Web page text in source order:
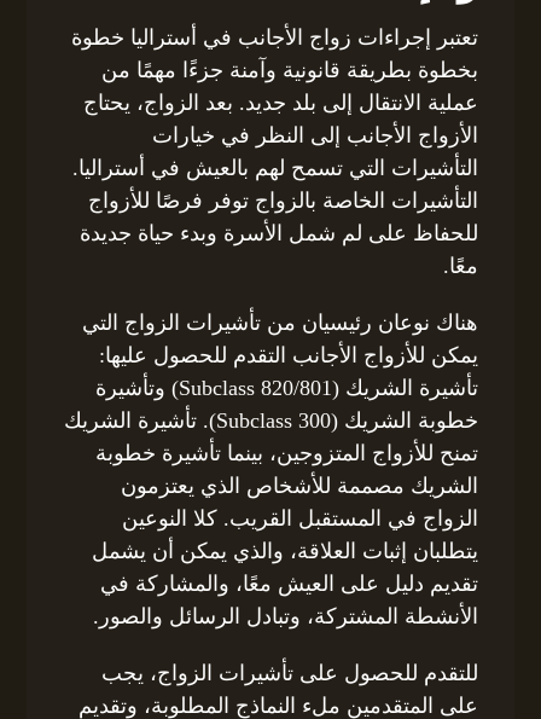
تعتبر إجراءات زواج الأجانب في أستراليا خطوة
بخطوة بطريقة قانونية وآمنة جزءًا مهمًا من
عملية الانتقال إلى بلد جديد. بعد الزواج، يحتاج
الأزواج الأجانب إلى النظر في خيارات
التأشيرات التي تسمح لهم بالعيش في أستراليا.
التأشيرات الخاصة بالزواج توفر فرصًا للأزواج
للحفاظ على لم شمل الأسرة وبدء حياة جديدة
معًا.
هناك نوعان رئيسيان من تأشيرات الزواج التي
يمكن للأزواج الأجانب التقدم للحصول عليها:
تأشيرة الشريك (Subclass 820/801) وتأشيرة
خطوبة الشريك (Subclass 300). تأشيرة الشريك
تمنح للأزواج المتزوجين، بينما تأشيرة خطوبة
الشريك مصممة للأشخاص الذي يعتزمون
الزواج في المستقبل القريب. كلا النوعين
يتطلبان إثبات العلاقة، والذي يمكن أن يشمل
تقديم دليل على العيش معًا، والمشاركة في
الأنشطة المشتركة، وتبادل الرسائل والصور.
للتقدم للحصول على تأشيرات الزواج، يجب
على المتقدمين ملء النماذج المطلوبة، وتقديم